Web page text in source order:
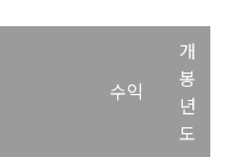
수익
개
봉
년
도